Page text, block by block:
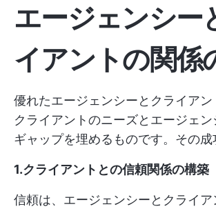
エージェンシー
イアントの関係
優れたエージェンシーとクライアン
クライアントのニーズとエージェ
ギャップを埋めるものです。その成
1.クライアントとの信頼関係の構築
信頼は、エージェンシーとクライ